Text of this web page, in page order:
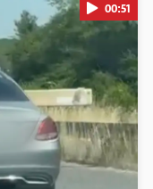
00:51